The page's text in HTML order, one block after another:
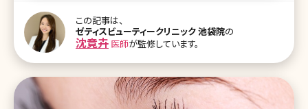
えてしまうクマ。しっかり寝ても「疲れてるの?」と言われて、困ったこと
はありませんか?実は、クマには大きく分けて3つのタイプがあり、そ
れぞれに原因や対処法が異なります。目の下のクマを解消して明るく
若々しい印象にするために、今回は、クマのタイプに応じた治療方法
をご紹介します。 目次 1.目の下のくまはなぜできる? 1-1.目の下にく
この記事は、
ゼティスビューティークリニック 池袋院の
沈竟卉 医師が監修しています。